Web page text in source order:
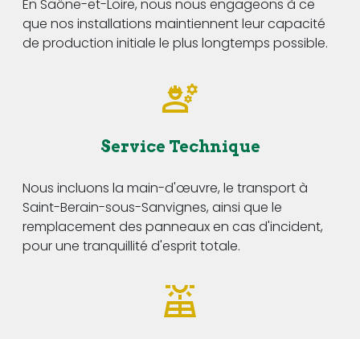
En Saône-et-Loire, nous nous engageons à ce
que nos installations maintiennent leur capacité
de production initiale le plus longtemps possible.
Service Technique
Nous incluons la main-d'œuvre, le transport à
Saint-Berain-sous-Sanvignes, ainsi que le
remplacement des panneaux en cas d'incident,
pour une tranquillité d'esprit totale.